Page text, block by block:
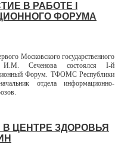
В РАБОТЕ I
ФОРУМА
Московского государственного
И.М. Сеченова состоялся I-й
Форум. ТФОМС Республики
отдела информационно-
ЦЕНТРЕ ЗДОРОВЬЯ